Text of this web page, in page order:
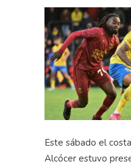
Este sábado el
Alcócer estuvo